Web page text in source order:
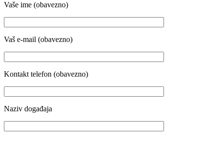
Vaše ime (obavezno)
Vaš e-mail (obavezno)
Kontakt telefon (obavezno)
Naziv događaja